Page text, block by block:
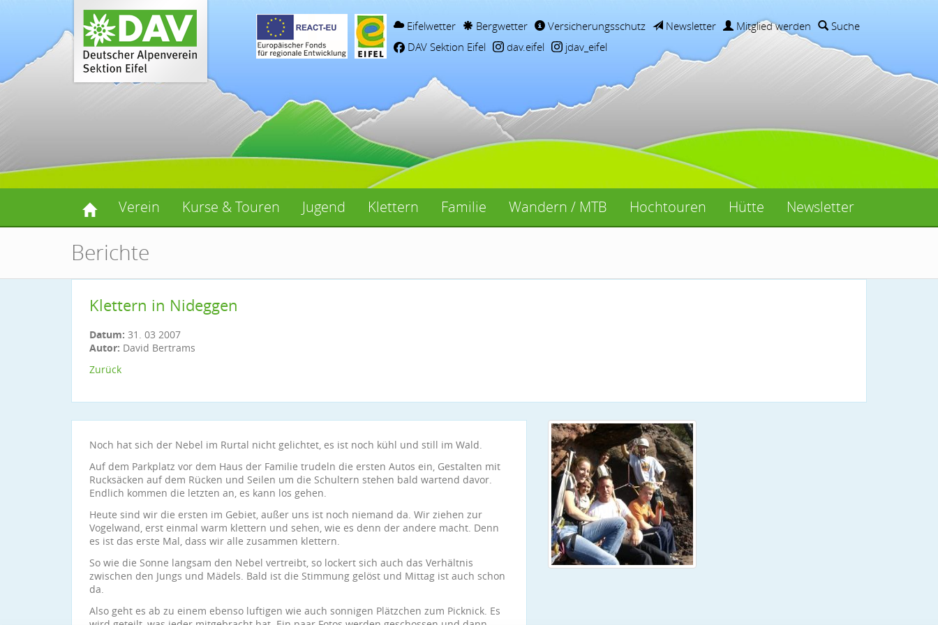
Eifelwetter Bergwetter Versicherungsschutz Newsletter Mitglied werden
Suche
DAV Sektion Eifel
dav.eifel jdav_eifel
Verein Kurse & Touren Jugend Klettern Familie Wandern / MTB Hochtouren Hütte Newsletter
Berichte
Klettern in Nideggen
Datum: 31. 03 2007
Autor: David Bertrams
Zurück
Noch hat sich der Nebel im Rurtal nicht gelichtet, es ist noch kühl und still im Wald.
Auf dem Parkplatz vor dem Haus der Familie trudeln die ersten Autos ein, Gestalten mit
Rucksäcken auf dem Rücken und Seilen um die Schultern stehen bald wartend davor.
Endlich kommen die letzten an, es kann los gehen.
Heute sind wir die ersten im Gebiet, außer uns ist noch niemand da. Wir ziehen zur
Vogelwand, erst einmal warm klettern und sehen, wie es denn der andere macht. Denn
es ist das erste Mal, dass wir alle zusammen klettern.
So wie die Sonne langsam den Nebel vertreibt, so lockert sich auch das Verhältnis
zwischen den Jungs und Mädels. Bald ist die Stimmung gelöst und Mittag ist auch schon
da.
Also geht es ab zu einem ebenso luftigen wie auch sonnigen Plätzchen zum Picknick. Es